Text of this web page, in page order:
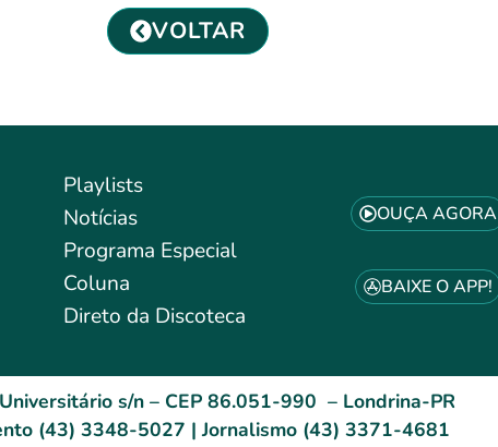
VOLTAR
Playlists
Notícias
Programa Especial
Coluna
Direto da Discoteca
OUÇA AGORA
BAIXE O APP!
s/n – CEP 86.051-990 – Londrina-PR
(43) 3348-5027 | Jornalismo (43) 3371-4681